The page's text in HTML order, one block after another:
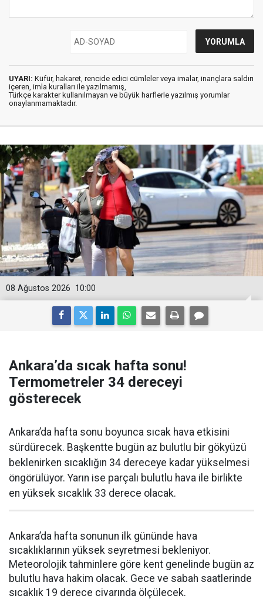
UYARI: Küfür, hakaret, rencide edici cümleler veya imalar, inançlara saldırı
içeren, imla kuralları ile yazılmamış,
Türkçe karakter kullanılmayan ve büyük harflerle yazılmış yorumlar
onaylanmamaktadır.
10:00
08 Ağustos 2026
Ankara’da sıcak hafta sonu!
Termometreler 34 dereceyi
gösterecek
Ankara’da hafta sonu boyunca sıcak hava etkisini
sürdürecek. Başkentte bugün az bulutlu bir gökyüzü
beklenirken sıcaklığın 34 dereceye kadar yükselmesi
öngörülüyor. Yarın ise parçalı bulutlu hava ile birlikte
en yüksek sıcaklık 33 derece olacak.
Ankara’da hafta sonunun ilk gününde hava
sıcaklıklarının yüksek seyretmesi bekleniyor.
Meteorolojik tahminlere göre kent genelinde bugün az
bulutlu hava hakim olacak. Gece ve sabah saatlerinde
sıcaklık 19 derece civarında ölçülecek.